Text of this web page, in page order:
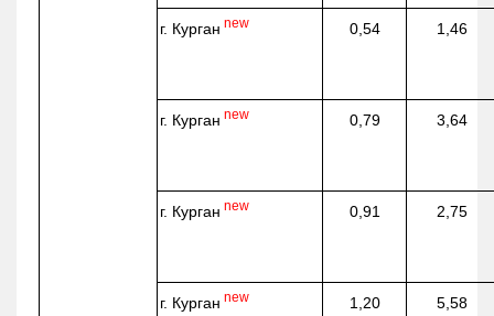
г. Курган new 0,54 1,46
г. Курган new 0,79 3,64
г. Курган new 0,91 2,75
г. Курган new 1,20 5,58